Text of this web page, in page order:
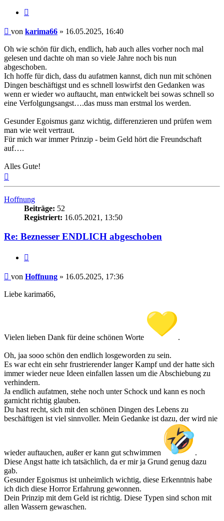
Beitrag
von karima66 » 16.05.2025, 16:40
Oh wie schön für dich, endlich, hab auch alles vorher noch mal
gelesen und dachte oh man so viele Jahre noch bis nun
abgeschoben.
Ich hoffe für dich, dass du aufatmen kannst, dich nun mit schönen
Dingen beschäftigst und es schnell loswirfst den Gedanken was
wenn er wieder wo auftaucht, man entwickelt bei sowas schnell so
eine Verfolgungsangst….das muss man erstmal los werden.
Gesunder Egoismus ganz wichtig, differenzieren und prüfen wem
man wie weit vertraut.
Für mich war immer Prinzip - beim Geld hört die Freundschaft
auf….
Alles Gute!
Hoffnung
Beiträge: 52
Registriert: 16.05.2021, 13:50
Re: Beznesser ENDLICH abgeschoben
Beitrag
von Hoffnung » 16.05.2025, 17:36
Liebe karima66,
Vielen lieben Dank für deine schönen Worte .
Oh, jaa sooo schön den endlich losgeworden zu sein.
Es war echt ein sehr frustrierender langer Kampf und der hatte sich
immer wieder neue Ideen einfallen lassen um die Abschiebung zu
verhindern.
Ja endlich aufatmen, stehe noch unter Schock und kann es noch
garnicht richtig glauben.
Du hast recht, sich mit den schönen Dingen des Lebens zu
beschäftigen ist viel sinnvoller. Mein Gedanke ist dazu, der wird nie
wieder auftauchen, außer er kann gut schwimmen
.
Diese Angst hatte ich tatsächlich, da er mir ja Grund genug dazu
gab.
Gesunder Egoismus ist unheimlich wichtig, diese Erkenntnis habe
ich dich diese Horror Erfahrung gewonnen.
Dein Prinzip mit dem Geld ist richtig. Diese Typen sind schon mit
allen Wassern gewaschen.